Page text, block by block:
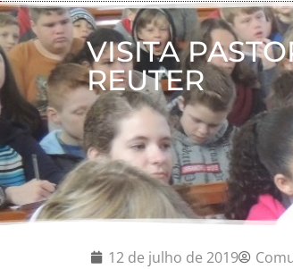
VISITA
REUTER
12 de julho de 2019